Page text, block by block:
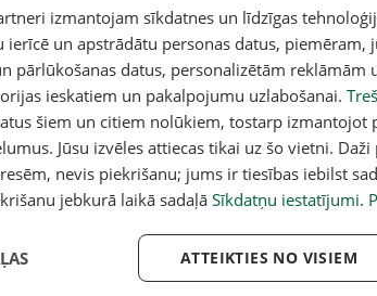
par vienu un to pašu
Lai pabeigtu "Rail
Latvijai pietrūkst
miljardi eiro
izmantojam sīkdatnes un līdzīgas
un apstrādātu personas datus, piemēram,
pārlūkošanas datus, personalizētām reklāmām
ieskatiem un pakalpojumu uzlabošanai.
šiem un citiem nolūkiem, tostarp izmantojot
Jūsu izvēles attiecas tikai uz šo vietni.
nevis piekrišanu; jums ir tiesības iebilst
jebkurā laikā sadaļāSīkdatņu iestatījumi.
ATTEIKTIES NO VISIEM